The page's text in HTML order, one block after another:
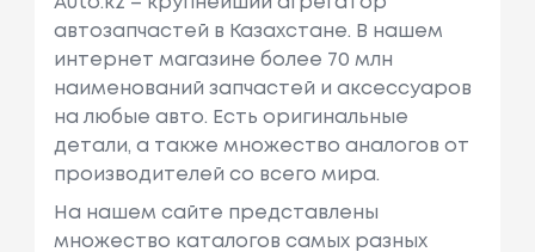
автозапчастей в Казахстане. В нашем
интернет магазине более 70 млн
наименований запчастей и аксессуаров
на любые авто. Есть оригинальные
детали, а также множество аналогов от
производителей со всего мира.
На нашем сайте представлены
множество каталогов самых разных